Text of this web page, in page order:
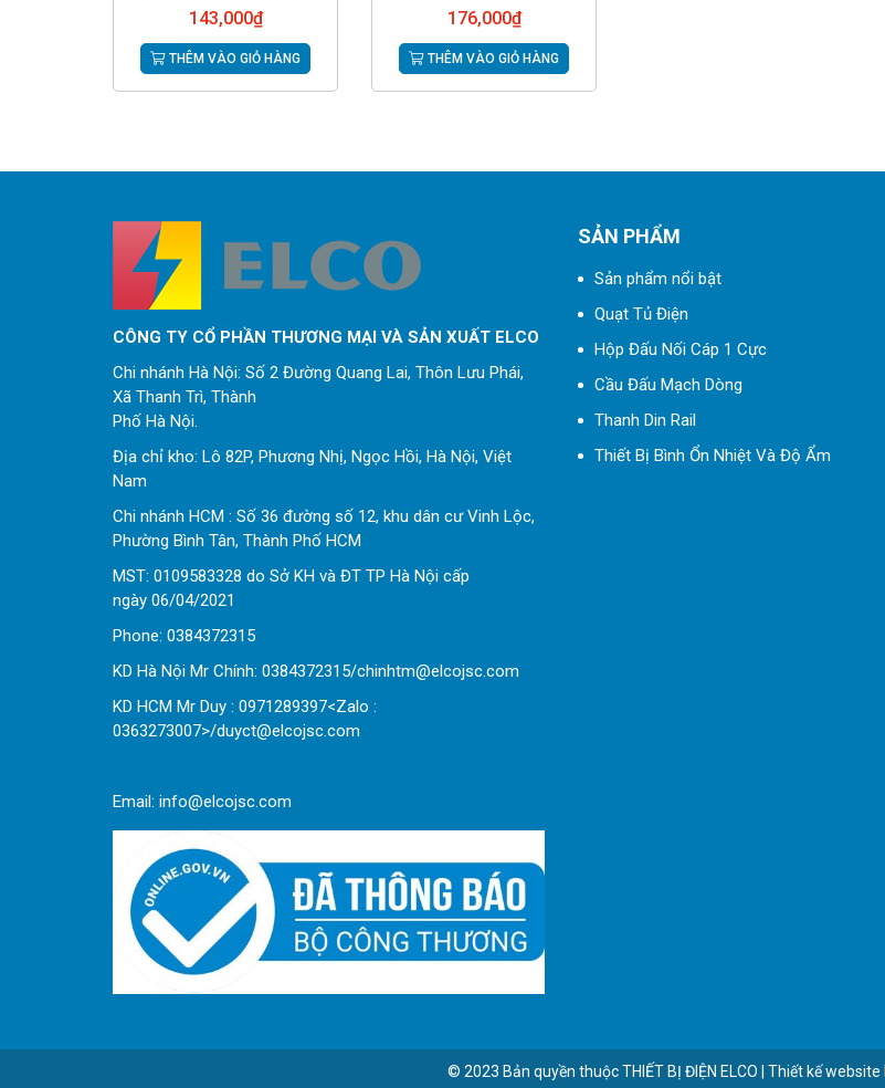
143,000₫
THÊM VÀO GIỎ HÀNG
176,000₫
THÊM VÀO GIỎ HÀNG
CÔNG TY CỔ PHẦN THƯƠNG MẠI VÀ SẢN XUẤT ELCO
Chi nhánh Hà Nội: Số 2 Đường Quang Lai, Thôn Lưu Phái,
Xã Thanh Trì, Thành
Phố Hà Nội.
Địa chỉ kho: Lô 82P, Phương Nhị, Ngọc Hồi, Hà Nội, Việt
Nam
Chi nhánh HCM : Số 36 đường số 12, khu dân cư Vinh Lộc,
Phường Bình Tân, Thành Phố HCM
MST: 0109583328 do Sở KH và ĐT TP Hà Nội cấp
ngày 06/04/2021
Phone: 0384372315
KD Hà Nội Mr Chính: 0384372315/chinhtm@elcojsc.com
KD HCM Mr Duy : 0971289397<Zalo :
0363273007>/duyct@elcojsc.com
Email: info@elcojsc.com
SẢN PHẨM
Sản phẩm nổi bật
Quạt Tủ Điện
Hộp Đấu Nối Cáp 1 Cực
Cầu Đấu Mạch Dòng
Thanh Din Rail
Thiết Bị Bình Ổn Nhiệt Và Độ Ẩm
© 2023 Bản quyền thuộcTHIẾT BỊ ĐIỆN ELCO Thiết kế website